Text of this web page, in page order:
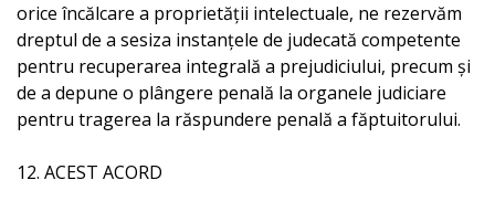
orice încălcare a proprietății intelectuale, ne rezervăm
dreptul de a sesiza instanțele de judecată competente
pentru recuperarea integrală a prejudiciului, precum și
de a depune o plângere penală la organele judiciare
pentru tragerea la răspundere penală a făptuitorului.
12. ACEST ACORD